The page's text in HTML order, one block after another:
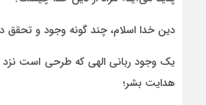
دین خدا اسلام، چند گونه وجود و تحقق
یک وجود ربانی الهی که طرحی است
هدایت بشر؛